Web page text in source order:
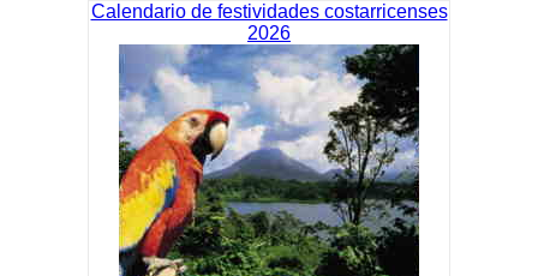
Calendario de festividades costarricenses
2026